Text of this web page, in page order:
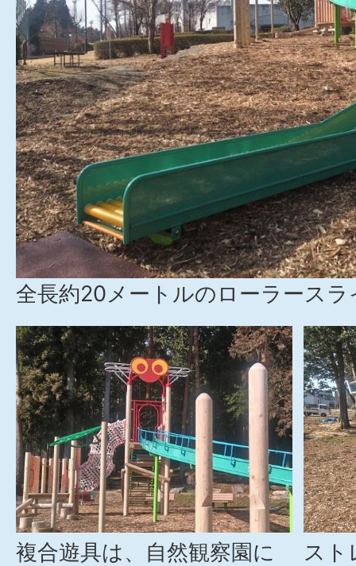
全長約20メートルのローラースラ
複合遊具は、自然観察園に
スト